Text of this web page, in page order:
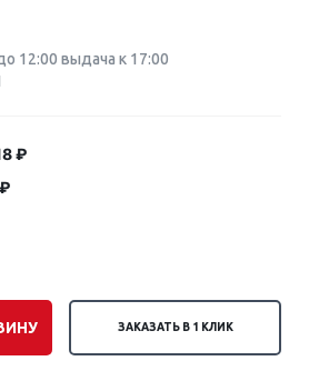
12:00 выдача к 17:00
₽
ЗАКАЗАТЬ В 1 КЛИК